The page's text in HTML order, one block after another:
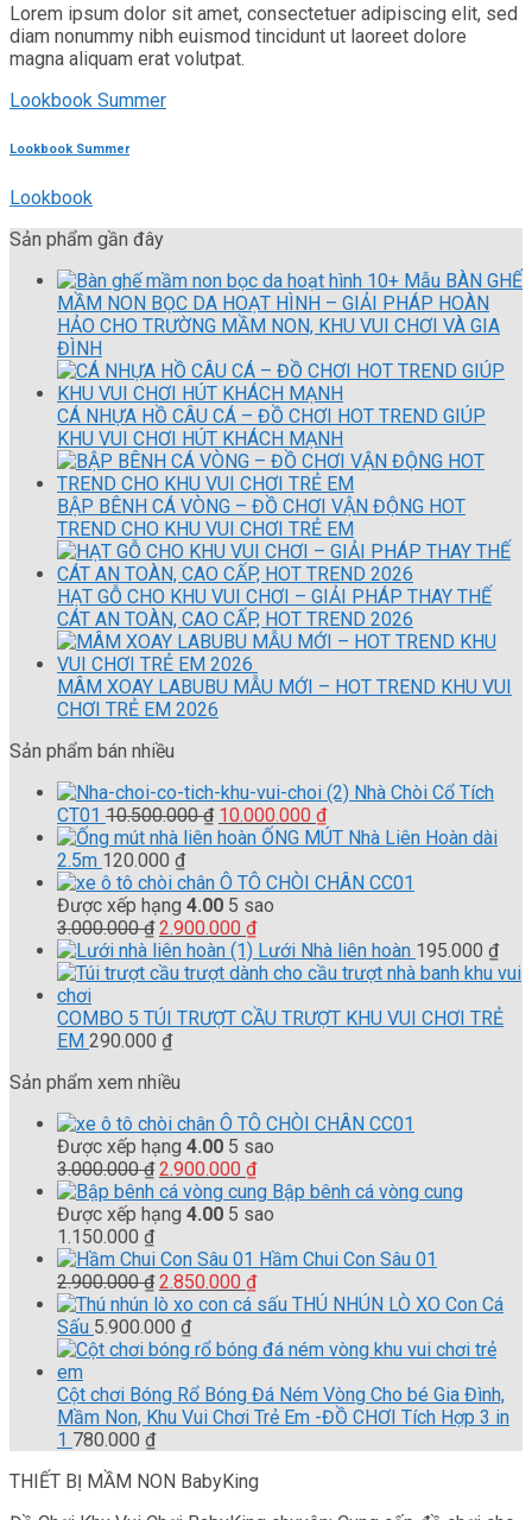
Lorem ipsum dolor sit amet, consectetuer adipiscing elit, sed
diam nonummy nibh euismod tincidunt ut laoreet dolore
magna aliquam erat volutpat.
Lookbook Summer
Lookbook Summer
Lookbook
Sản phẩm gần đây
10+ Mẫu BÀN GHẾ
MẦM NON BỌC DA HOẠT HÌNH – GIẢI PHÁP HOÀN
HẢO CHO TRƯỜNG MẦM NON, KHU VUI CHƠI VÀ GIA
ĐÌNH
CÁ NHỰA HỒ CÂU CÁ – ĐỒ CHƠI HOT TREND GIÚP
KHU VUI CHƠI HÚT KHÁCH MẠNH
BẬP BÊNH CÁ VÒNG – ĐỒ CHƠI VẬN ĐỘNG HOT
TREND CHO KHU VUI CHƠI TRẺ EM
HẠT GỖ CHO KHU VUI CHƠI – GIẢI PHÁP THAY THẾ
CÁT AN TOÀN, CAO CẤP, HOT TREND 2026
MÂM XOAY LABUBU MẪU MỚI – HOT TREND KHU VUI
CHƠI TRẺ EM 2026
Sản phẩm bán nhiều
Nhà Chòi Cổ Tích
CT01 10.500.000₫ Giá
gốc
10.500.000 ₫.
10.000.000 ₫Giá
hiện
là:
ỐNG MÚT Nhà Liên Hoàn dài
2.5m 120.000 ₫
Ô TÔ CHÒI CHÂN CC01
Được xếp hạng 4.00 5 sao
3.000.000₫ Giá
gốc
là:
2.900.000 ₫Giá
hiện
tại
2.900.000 ₫.
Lưới Nhà liên hoàn 195.000 ₫
COMBO 5 TÚI TRƯỢT CẦU TRƯỢT KHU VUI CHƠI TRẺ
EM 290.000 ₫
Sản phẩm xem nhiều
Ô TÔ CHÒI CHÂN CC01
Được xếp hạng 4.00 5 sao
3.000.000₫ Giá
gốc
là:
2.900.000 ₫Giá
hiện
tại
2.900.000 ₫.
Bập bênh cá vòng cung
Được xếp hạng 4.00 5 sao
1.150.000 ₫
Hầm Chui Con Sâu 01
2.900.000₫ Giá
gốc
là:
2.900.000 ₫.
2.850.000 ₫Giá
hiện
là:
THÚ NHÚN LÒ XO Con Cá
Sấu 5.900.000 ₫
Cột chơi Bóng Rổ Bóng Đá Ném Vòng Cho bé Gia Đình,
Mầm Non, Khu Vui Chơi Trẻ Em -ĐỒ CHƠI Tích Hợp 3 in
1 780.000 ₫
THIẾT BỊ MẦM NON BabyKing